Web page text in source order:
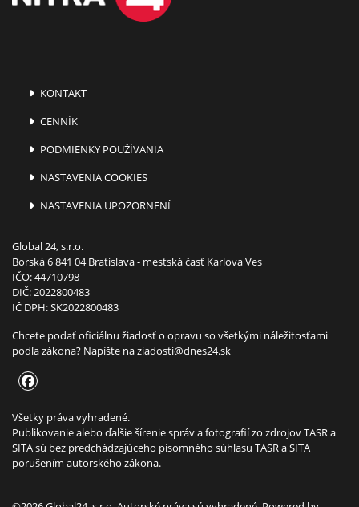
KONTAKT
CENNÍK
PODMIENKY POUŽÍVANIA
NASTAVENIA COOKIES
NASTAVENIA UPOZORNENÍ
Global 24, s.r.o.
Borská 6 841 04 Bratislava - mestská časť Karlova Ves
IČO: 44710798
DIČ: 2022800483
IČ DPH: SK2022800483
Chcete podať oficiálnu žiadosť o opravu so všetkými náležitosťami
podľa zákona? Napíšte naziadosti@dnes24.sk
Všetky práva vyhradené.
Publikovanie alebo ďalšie šírenie správ a fotografií zo zdrojov TASR a
SITA sú bez predchádzajúceho písomného súhlasu TASR a SITA
porušením autorského zákona.